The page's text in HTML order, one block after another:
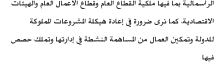
الرأسمالية بما فيها ملكية القطاع العام وقطاع الأعمال العام والهيئات
الاقتصادية، كما نرى ضرورة في إعادة هيكلة المشروعات المملوكة
للدولة وتمكين العمال من المساهمة النشطة في إدارتها وتملك حصص
فيها